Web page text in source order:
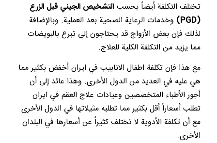
تختلف التكلفة أيضاً بحسب التشخيص الجيني قبل الزرع
(PGD)
وخدمات الرعاية الصحية بعد العملية. وبالإضافة
لذلك فإن بعض الأزواج قد يحتاجون إلى تبرع بالبويضات
مما يزيد من التكلفة الكلية للعلاج.
مع هذا فإن تكلفة اطفال الانابيب في ايران أخفض بكثير مما
هي عليه في العديد من الدول الأخرى. وهذا عائد إلى أن
أجور الأطباء المتخصصين وعيادات علاج العقم في ايران
تطلب أسعاراً أقل بكثير مما تطلبه مثيلاتها في الدول الأخرى
مع أن تكلفة الأدوية لا تختلف كثيراً عن أسعارها في البلدان
الأخرى.